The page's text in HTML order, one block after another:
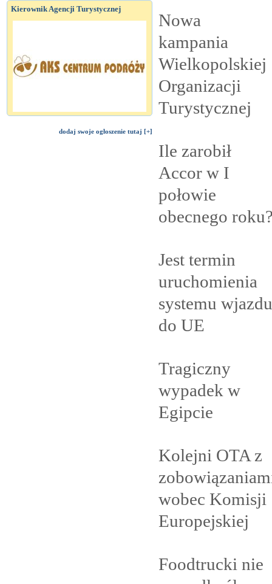
Kierownik Agencji Turystycznej
dodaj swoje ogłoszenie tutaj [+]
Nowa
kampania
Wielkopolskiej
Organizacji
Turystycznej
Ile zarobił
Accor w I
połowie
obecnego
Jest termin
uruchomienia
systemu wjazdu
do UE
Tragiczny
wypadek w
Egipcie
Kolejni OTA z
wobec Komisji
Europejskiej
Foodtrucki nie